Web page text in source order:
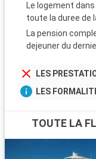
Le logement
toute la duree de
La pension
dejeuner du
LES
LES
TOUTE LA